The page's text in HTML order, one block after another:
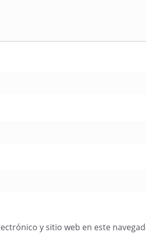
y sitio web en este